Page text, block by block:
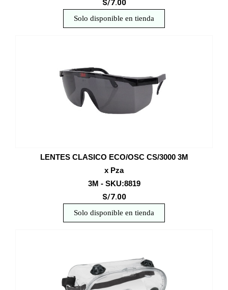
S/7.00
Solo disponible en tienda
LENTES CLASICO ECO/OSC CS/3000 3M
x Pza
3M - SKU:8819
S/7.00
Solo disponible en tienda